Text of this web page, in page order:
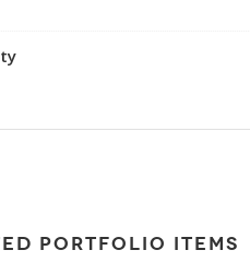
PORTFOLIO ITEMS